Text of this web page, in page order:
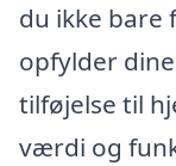
du ikke bare
opfylder
tilføjelse til
værdi og